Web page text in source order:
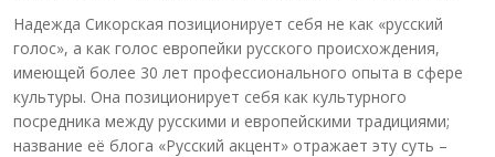
Надежда Сикорская позиционирует себя не как «русский
голос», а как голос европейки русского происхождения,
имеющей более 30 лет профессионального опыта в сфере
культуры. Она позиционирует себя как культурного
посредника между русскими и европейскими традициями;
название её блога «Русский акцент» отражает эту суть –